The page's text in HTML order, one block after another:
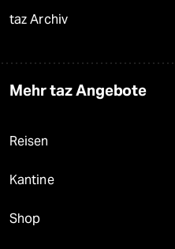
taz Archiv
Mehr taz Angebote
Reisen
Kantine
Shop